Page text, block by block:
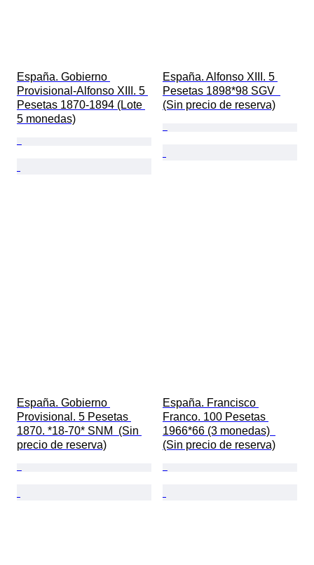
España. Gobierno
Provisional-Alfonso XIII. 5
Pesetas 1870-1894 (Lote
5 monedas)
España. Alfonso XIII. 5
Pesetas 1898*98 SGV
(Sin precio de reserva)
España. Gobierno
Provisional. 5 Pesetas
1870. *18-70* SNM  (Sin
precio de reserva)
España. Francisco
Franco. 100 Pesetas
1966*66 (3 monedas)
(Sin precio de reserva)